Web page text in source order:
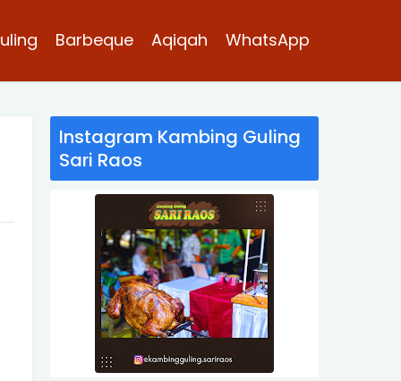
Barbeque Aqiqah WhatsApp
Instagram Kambing Guling
Sari Raos